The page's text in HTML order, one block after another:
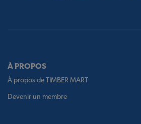
À PROPOS
À propos de TIMBER MART
Devenir un membre